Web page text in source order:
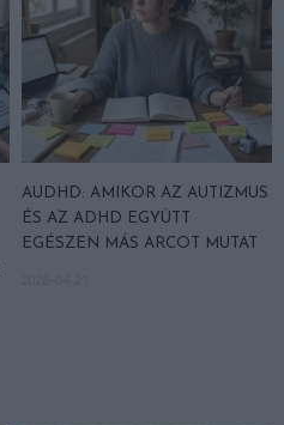
AUDHD: AMIKOR AZ AUTIZMUS
ÉS AZ ADHD EGYÜTT
EGÉSZEN MÁS ARCOT MUTAT